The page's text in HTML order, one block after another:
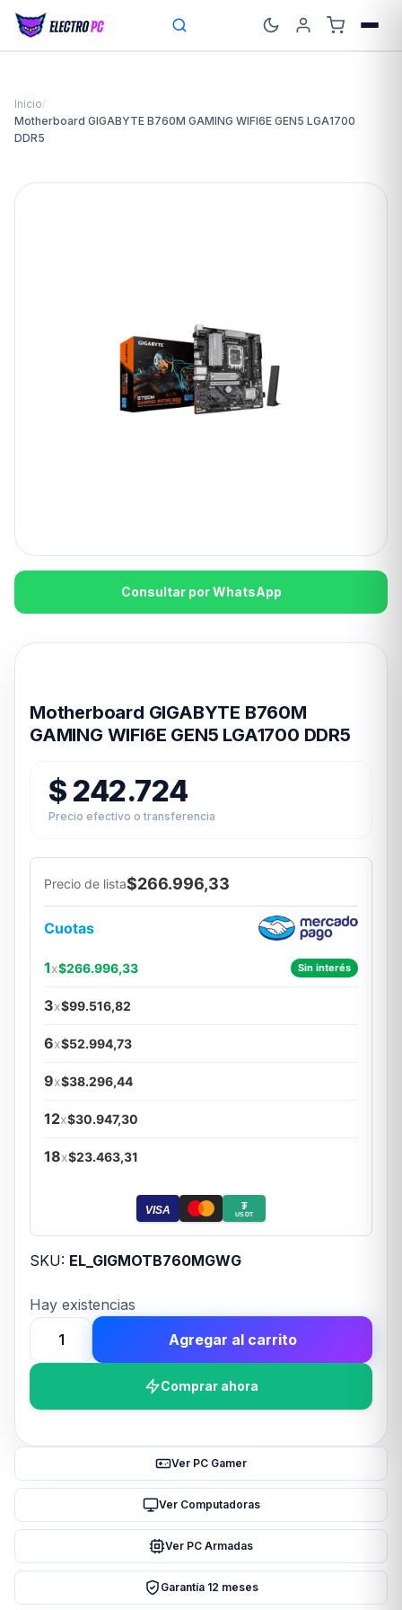
Inicio/
Motherboard GIGABYTE B760M GAMING WIFI6E GEN5 LGA1700
DDR5
Consultar por WhatsApp
Motherboard GIGABYTE B760M
GAMING WIFI6E GEN5 LGA1700 DDR5
$ 242.724
Precio efectivo o transferencia
Precio de lista$266.996,33
Cuotas
1x$266.996,33 Sin interés
3x$99.516,82
6x$52.994,73
9x$38.296,44
12x$30.947,30
18x$23.463,31
VISA ₮
USDT
SKU: EL_GIGMOTB760MGWG
Hay existencias
Motherboard
GIGABYTE
LGA1700
cantidad
Agregar al carrito
Comprar ahora
Ver PC Gamer
Ver Computadoras
Ver PC Armadas
Garantía 12 meses